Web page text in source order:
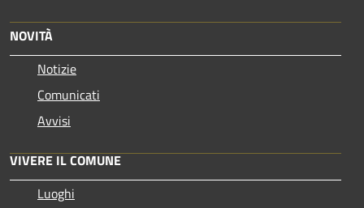
NOVITÀ
Notizie
Comunicati
Avvisi
VIVERE IL COMUNE
Luoghi